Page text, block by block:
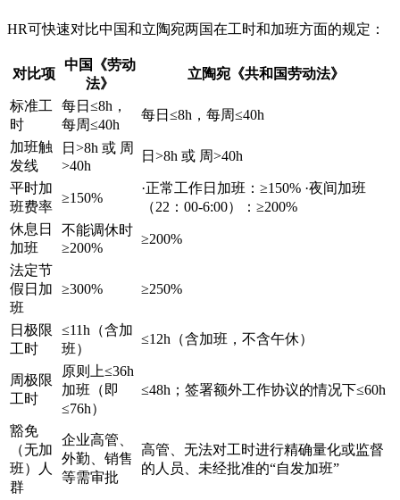
HR可快速对比中国和立陶宛两国在工时和加班方面的规定：
对比项
中国《劳动
法》
立陶宛《共和国劳动法》
标准工
时
每日≤8h，
每周≤40h
每日≤8h，每周≤40h
加班触
发线
日>8h 或 周
>40h
日>8h 或 周>40h
平时加
班费率
≥150%
·正常工作日加班：≥150% ·夜间加班
（22：00-6:00）：≥200%
休息日
加班
不能调休时
≥200%
≥200%
法定节
假日加
班
≥300% ≥250%
日极限
工时
≤11h（含加
班）
≤12h（含加班，不含午休）
周极限
工时
原则上≤36h
加班（即
≤76h）
≤48h；签署额外工作协议的情况下≤60h
豁免
（无加
班）人
群
企业高管、
外勤、销售
等需审批
高管、无法对工时进行精确量化或监督
的人员、未经批准的“自发加班”